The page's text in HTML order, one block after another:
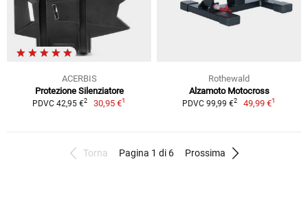
ACERBIS
Protezione Silenziatore
PDVC 42,95 €2 30,95 €1
Rothewald
Alzamoto Motocross
PDVC 99,99 €2 49,99 €1
Torna Pagina 1 di 6 Prossima